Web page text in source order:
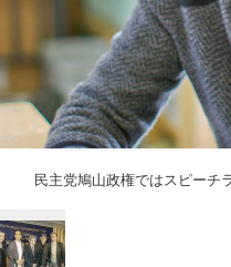
民主党鳩山政権ではスピーチ